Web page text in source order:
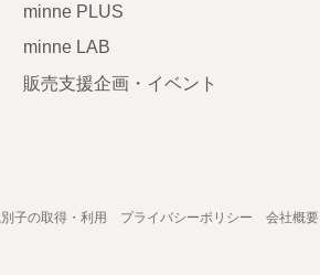
minne PLUS
minne LAB
販売支援企画・イベント
子の取得・利用 プライバシーポリシー 会社概要